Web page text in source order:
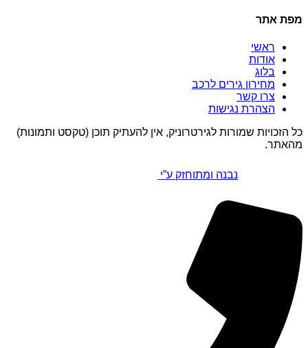
מפת אתר
ראשי
אודות
בלוג
מחירון גירים לרכב
צרו קשר
הצהרת נגישות
כל הזכויות שמורות לגירטרוניק, אין להעתיק תוכן (טקסט ותמונות)
מהאתר.
נבנה ומתוחזק ע”י